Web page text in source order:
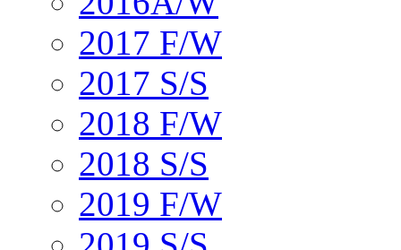
2017 F/W
2017 S/S
2018 F/W
2018 S/S
2019 F/W